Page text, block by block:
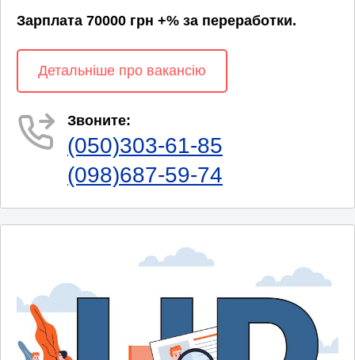
Зарплата 70000 грн +% за переработки.
Детальніше про вакансію
Звоните:
(050)303-61-85
(098)687-59-74